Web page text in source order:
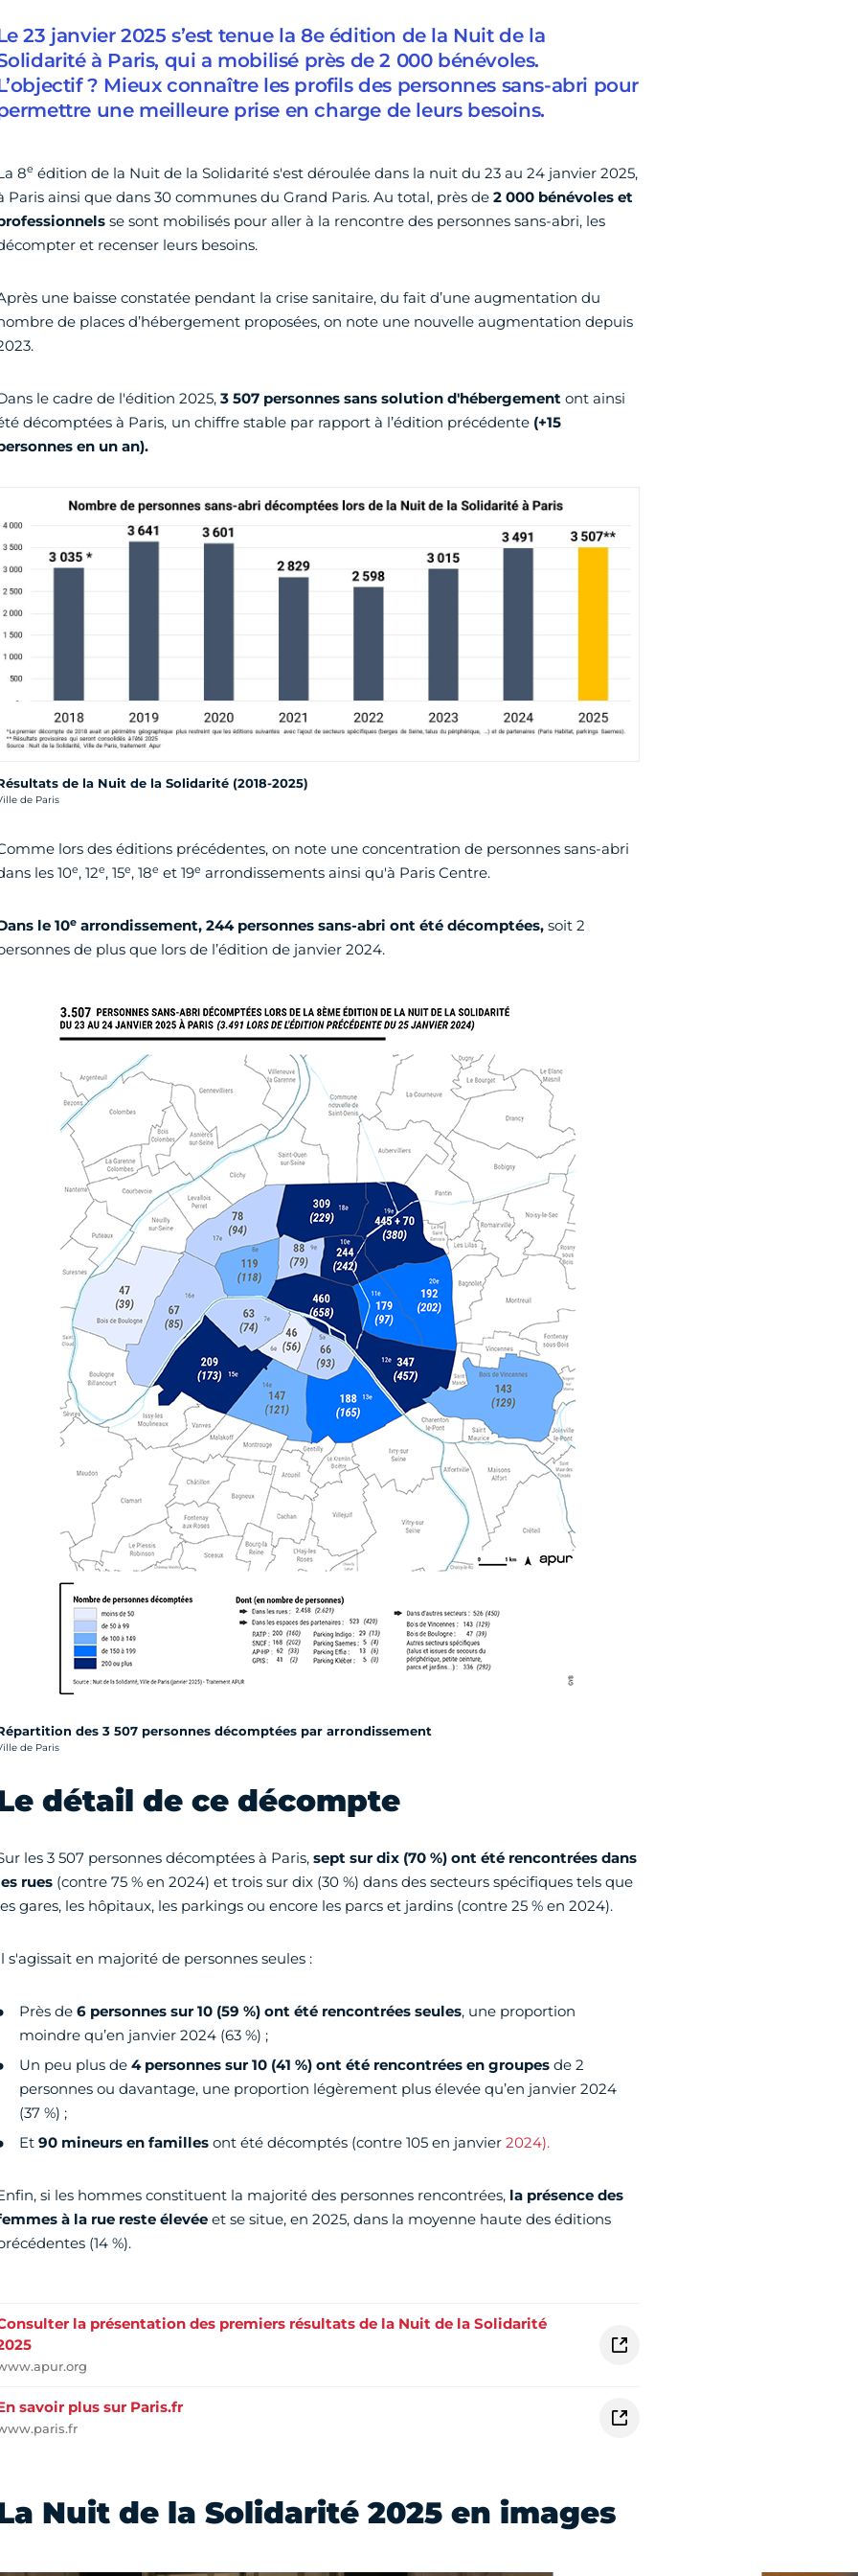
23 janvier 2025 s’est tenue la 8e édition de la Nuit de la
à Paris, qui a mobilisé près de 2 000 bénévoles.
? Mieux connaître les profils des personnes sans-abri pour
une meilleure prise en charge de leurs besoins.
8e édition de la Nuit de la Solidarité s'est déroulée dans la nuit du 23 au 24 janvier 2025,
Paris ainsi que dans 30 communes du Grand Paris. Au total, près de2 000 bénévoles et
se sont mobilisés pour aller à la rencontre des personnes sans-abri, les
et recenser leurs besoins.
une baisse constatée pendant la crise sanitaire, du fait d’une augmentation du
de places d’hébergement proposées, on note une nouvelle augmentation depuis
le cadre de l'édition 2025, 3 507 personnes sans solution d'hébergement ont ainsi
décomptées à Paris, un chiffre stable par rapport à l’édition précédente(+15
en un an).
de la Nuit de la Solidarité (2018-2025)
photo :
de Paris
lors des éditions précédentes, on note une concentration de personnes sans-abri
les 10e, 12e, 15e, 18e et 19e arrondissements ainsi qu'à Paris Centre.
le 10earrondissement, 244 personnes sans-abri ont été décomptées,soit 2
de plus que lors de l’édition de janvier 2024.
des 3 507 personnes décomptées par arrondissement
photo :
de Paris
détail de ce décompte
les 3 507 personnes décomptées à Paris, sept sur dix (70 %) ont été rencontrées dans
rues(contre 75 % en 2024) et trois sur dix (30 %) dans des secteurs spécifiques tels que
gares, les hôpitaux, les parkings ou encore les parcs et jardins (contre 25 % en 2024).
s'agissait en majorité de personnes seules :
Près de6 personnes sur 10 (59 %) ont été rencontrées seules, une proportion
moindre qu’en janvier 2024 (63 %) ;
Un peu plus de 4 personnes sur 10 (41 %) ont été rencontrées en groupesde 2
personnes ou davantage, une proportion légèrement plus élevée qu’en janvier 2024
(37 %) ;
Et 90 mineurs en famillesont été décomptés (contre 105 en janvier 2024).
si les hommes constituent la majorité des personnes rencontrées, la présence des
à la rue reste élevéeet se situe, en 2025, dans la moyenne haute des éditions
(14 %).
la présentation des premiers résultats de la Nuit de la Solidarité
savoir plus sur Paris.fr
Nuit de la Solidarité 2025 en images